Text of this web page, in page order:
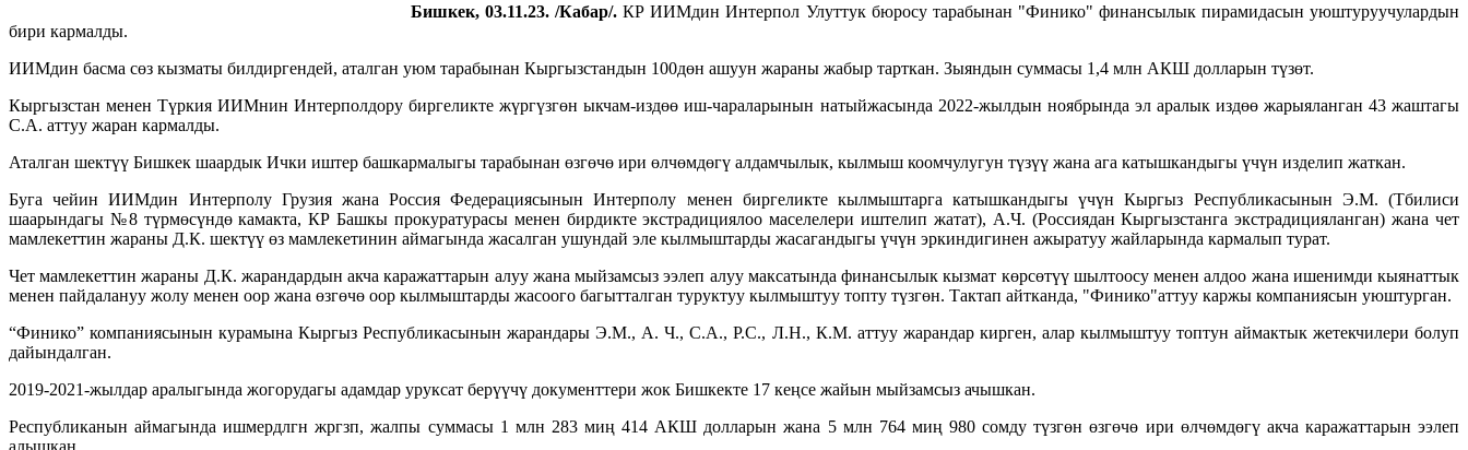
Бишкек, 03.11.23. /Кабар/. КР ИИМдин Интерпол Улуттук бюросу тарабынан "Финико" финансылык пирамидасын уюштуруучулардын
бири кармалды.
ИИМдин басма сөз кызматы билдиргендей, аталган уюм тарабынан Кыргызстандын 100дөн ашуун жараны жабыр тарткан. Зыяндын суммасы 1,4 млн АКШ долларын түзөт.
Кыргызстан менен Түркия ИИМнин Интерполдору биргеликте жүргүзгөн ыкчам-издөө иш-чараларынын натыйжасында 2022-жылдын ноябрында эл аралык издөө жарыяланган 43 жаштагы
С.А. аттуу жаран кармалды.
Аталган шектүү Бишкек шаардык Ички иштер башкармалыгы тарабынан өзгөчө ири өлчөмдөгү алдамчылык, кылмыш коомчулугун түзүү жана ага катышкандыгы үчүн изделип жаткан.
Буга чейин ИИМдин Интерполу Грузия жана Россия Федерациясынын Интерполу менен биргеликте кылмыштарга катышкандыгы үчүн Кыргыз Республикасынын Э.М. (Тбилиси
шаарындагы №8 түрмөсүндө камакта, КР Башкы прокуратурасы менен бирдикте экстрадициялоо маселелери иштелип жатат), А.Ч. (Россиядан Кыргызстанга экстрадицияланган) жана чет
мамлекеттин жараны Д.К. шектүү өз мамлекетинин аймагында жасалган ушундай эле кылмыштарды жасагандыгы үчүн эркиндигинен ажыратуу жайларында кармалып турат.
Чет мамлекеттин жараны Д.К. жарандардын акча каражаттарын алуу жана мыйзамсыз ээлеп алуу максатында финансылык кызмат көрсөтүү шылтоосу менен алдоо жана ишенимди кыянаттык
менен пайдалануу жолу менен оор жана өзгөчө оор кылмыштарды жасоого багытталган туруктуу кылмыштуу топту түзгөн. Тактап айтканда, "Финико"аттуу каржы компаниясын уюштурган.
“Финико” компаниясынын курамына Кыргыз Республикасынын жарандары Э.М., А. Ч., С.А., Р.С., Л.Н., К.М. аттуу жарандар кирген, алар кылмыштуу топтун аймактык жетекчилери болуп
дайындалган.
2019-2021-жылдар аралыгында жогорудагы адамдар уруксат берүүчү документтери жок Бишкекте 17 кеңсе жайын мыйзамсыз ачышкан.
Республиканын аймагында ишмердлгн жргзп, жалпы суммасы 1 млн 283 миң 414 АКШ долларын жана 5 млн 764 миң 980 сомду түзгөн өзгөчө ири өлчөмдөгү акча каражаттарын ээлеп
алышкан.